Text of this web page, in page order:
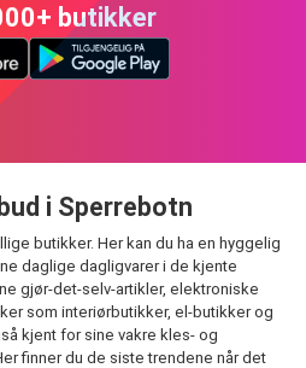
butikker
i Sperrebotn
butikker. Her kan du ha en hyggelig
daglige dagligvarer i de kjente
gjør-det-selv-artikler, elektroniske
som interiørbutikker, el-butikker og
kjent for sine vakre kles- og
finner du de siste trendene når det